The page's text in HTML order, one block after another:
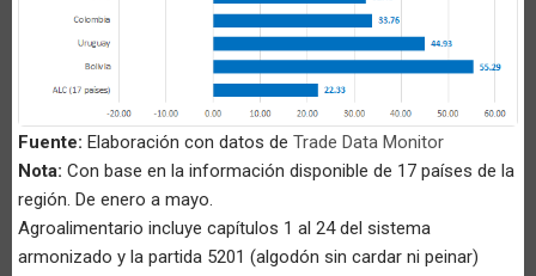
Fuente: Elaboración con datos de Trade Data Monitor
Nota: Con base en la información disponible de 17 países de la
región. De enero a mayo.
Agroalimentario incluye capítulos 1 al 24 del sistema
armonizado y la partida 5201 (algodón sin cardar ni peinar)